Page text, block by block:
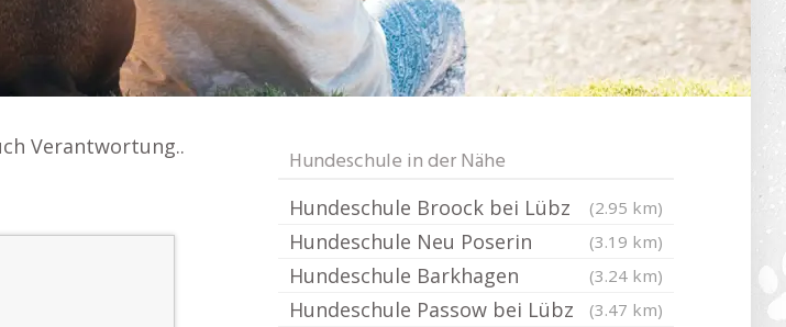
Verantwortung..
Hundeschule in der Nähe
Hundeschule Broock bei Lübz (2.95 km)
Hundeschule Neu Poserin (3.19 km)
Hundeschule Barkhagen (3.24 km)
Hundeschule Passow bei Lübz (3.47 km)